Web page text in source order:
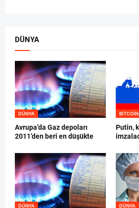
DÜNYA
DÜNYA
Avrupa’da Gaz depoları
2011’den beri en düşükte
BITCOIN
Putin,
DÜNYA DÜNYA